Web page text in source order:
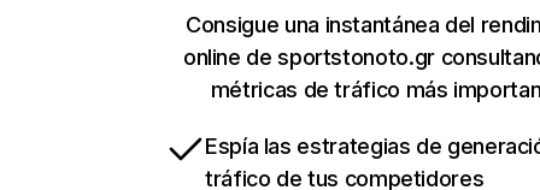
Consigue una instantánea del
online de sportstonoto.gr
métricas de tráfico más
Espía las estrategias de
tráfico de tus competidores